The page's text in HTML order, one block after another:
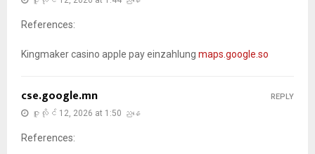
References:
Kingmaker casino apple pay einzahlung maps.google.so
cse.google.mn
ဇူလိုင် 12, 2026 at 1:50 ညနေ
References:
REPLY